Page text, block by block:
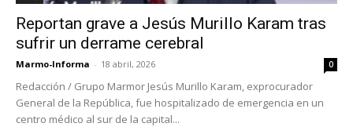
Reportan grave a Jesús Murillo Karam tras
sufrir un derrame cerebral
Marmo-Informa - 18 abril, 2026 0
Redacción / Grupo Marmor Jesús Murillo Karam, exprocurador
General de la República, fue hospitalizado de emergencia en un
centro médico al sur de la capital...